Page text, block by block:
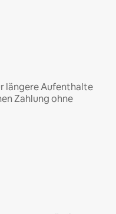
längere Aufenthalte
Zahlung ohne